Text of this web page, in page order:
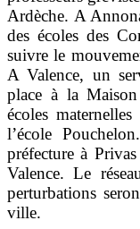
Ardèche. A
des écoles des
suivre le
A Valence, un
place à la
écoles
l’école
préfecture à
Valence. Le
perturbations
ville.